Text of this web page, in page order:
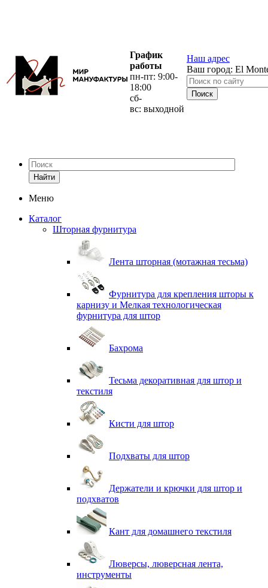
График
работы
пн-пт: 9:00-
18:00
сб-
вс: выходной
Наш адрес
Ваш город: El
Найти
Меню
Каталог
Шторная фурнитура
Лента шторная (мотажная тесьма)
Фурнитура для крепления шторы к
карнизу и Мелкая технологическая
фурнитура для штор
Бахрома
Тесьма декоративная для штор и
текстиля
Кисти для штор
Подхваты для штор
Держатели и крючки для штор и
подхватов
Кант для домашнего текстиля
Люверсы, люверсная лента,
инструменты